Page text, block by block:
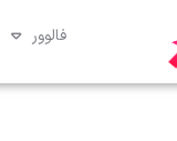
فالوور